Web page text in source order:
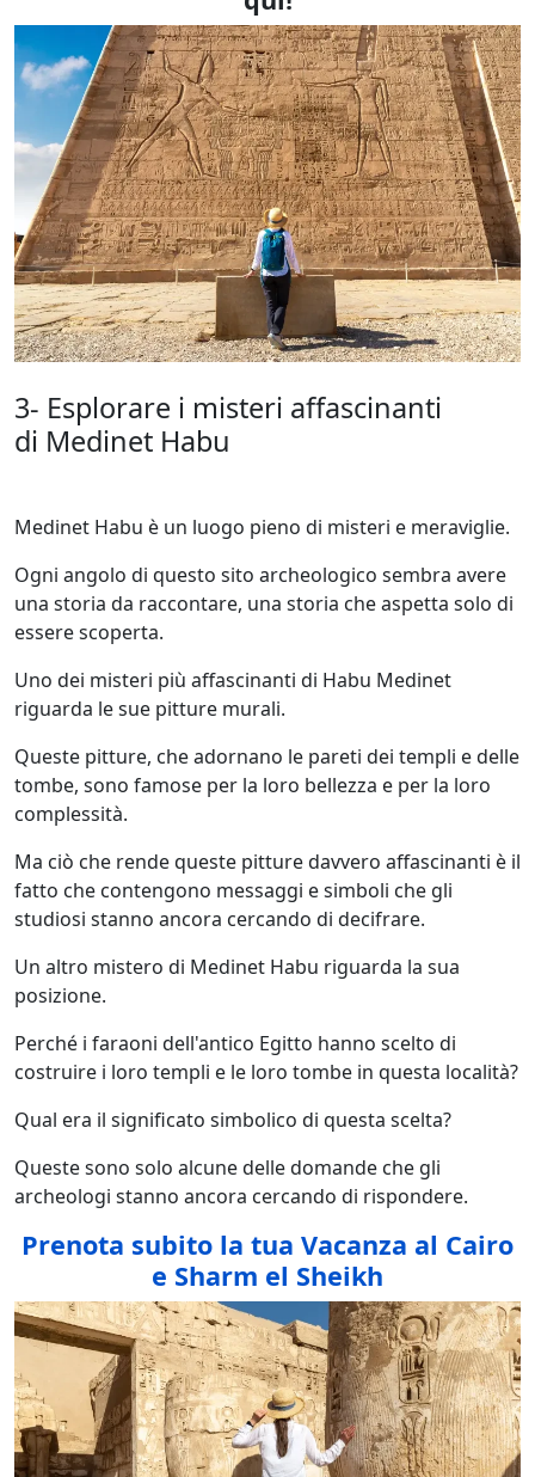
3- Esplorare i misteri affascinanti
di Medinet Habu
Medinet Habu è un luogo pieno di misteri e meraviglie.
Ogni angolo di questo sito archeologico sembra avere
una storia da raccontare, una storia che aspetta solo di
essere scoperta.
Uno dei misteri più affascinanti di Habu Medinet
riguarda le sue pitture murali.
Queste pitture, che adornano le pareti dei templi e delle
tombe, sono famose per la loro bellezza e per la loro
complessità.
Ma ciò che rende queste pitture davvero affascinanti è il
fatto che contengono messaggi e simboli che gli
studiosi stanno ancora cercando di decifrare.
Un altro mistero di Medinet Habu riguarda la sua
posizione.
Perché i faraoni dell'antico Egitto hanno scelto di
costruire i loro templi e le loro tombe in questa località?
Qual era il significato simbolico di questa scelta?
Queste sono solo alcune delle domande che gli
archeologi stanno ancora cercando di rispondere.
Prenota subito la tua Vacanza al Cairo
e Sharm el Sheikh